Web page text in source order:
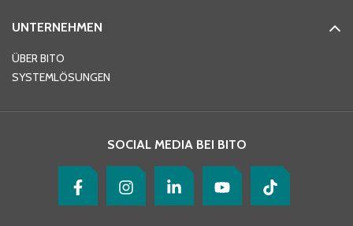
UNTERNEHMEN
ÜBER BITO
SYSTEMLÖSUNGEN
SOCIAL MEDIA BEI BITO